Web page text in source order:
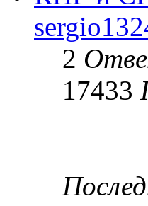
2
17433